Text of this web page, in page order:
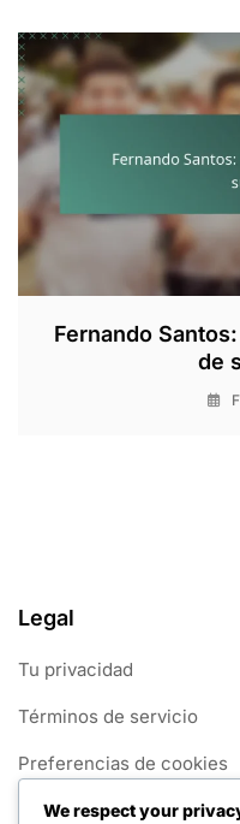
Fernando
de
Legal
Tu privacidad
Términos de servicio
Preferencias de cookies
Nuestra historia
We respect your